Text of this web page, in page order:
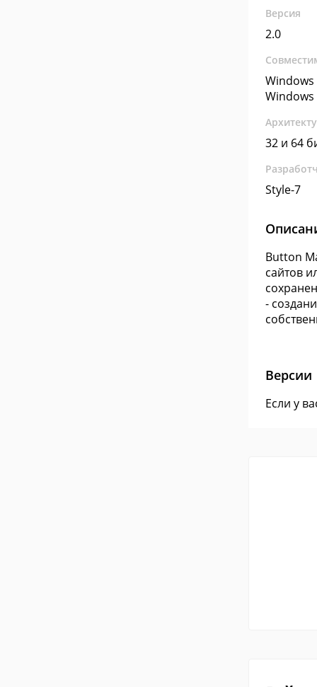
Версия
2.0
Windows
Windows
32 и 64
Style-7
Button
сайтов
-
Версии
Если у